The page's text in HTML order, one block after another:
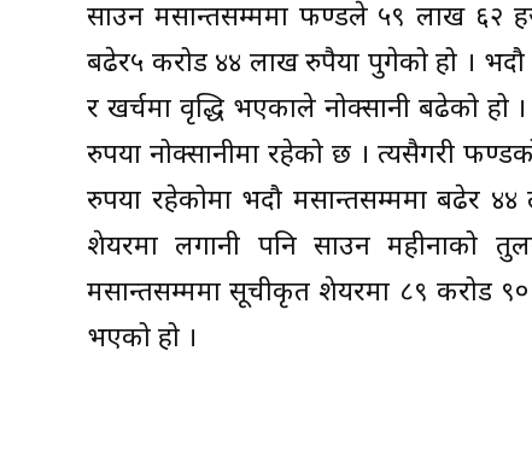
साउन मसान्तसम्ममा फण्डले ५९ लाख ६२
बढेर५ करोड ४४ लाख रुपैया पुगेको हो ।
र खर्चमा वृद्धि भएकाले नोक्सानी बढेको हो
रुपैंया नोक्सानीमा रहेको छ । त्यसैगरी
रुपैंया रहेकोमा भदौ मसान्तसम्ममा बढेर
शेयरमा लगानी पनि साउन महीनाको
मसान्तसम्ममा सूचीकृत शेयरमा ८९ करोड
भएको हो ।